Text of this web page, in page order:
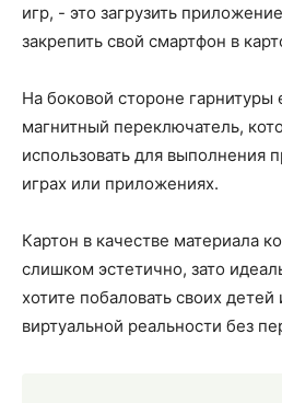
игр, - это загрузить
закрепить свой смартфон в
На боковой стороне гарнитуры
магнитный переключатель,
использовать для выполнения
играх или приложениях.
Картон в качестве материала
слишком эстетично, зато
хотите побаловать своих
виртуальной реальности без